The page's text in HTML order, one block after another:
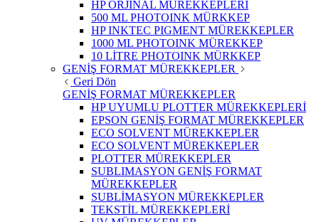
HP ORJİNAL MÜREKKEPLERİ
500 ML PHOTOINK MÜRKKEP
HP INKTEC PIGMENT MÜREKKEPLER
1000 ML PHOTOINK MÜREKKEP
10 LİTRE PHOTOINK MÜRKKEP
GENİŞ FORMAT MÜREKKEPLER
Geri Dön
GENİŞ FORMAT MÜREKKEPLER
HP UYUMLU PLOTTER MÜREKKEPLERİ
EPSON GENİŞ FORMAT MÜREKKEPLER
ECO SOLVENT MÜREKKEPLER
ECO SOLVENT MÜREKKEPLER
PLOTTER MÜREKKEPLER
SUBLIMASYON GENİŞ FORMAT
MÜREKKEPLER
SUBLİMASYON MÜREKKEPLER
TEKSTİL MÜREKKEPLERİ